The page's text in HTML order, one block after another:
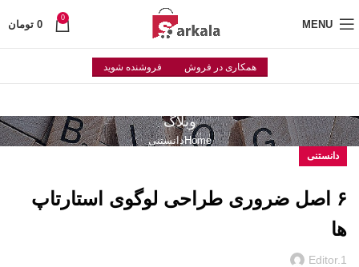
MENU
0
0 تومان
همکاری در فروش فروشنده شوید
وبلاگ
Homeدانستنی
دانستنی
۶ اصل ضروری طراحی لوگوی استارتاپ
ها
Editor.1